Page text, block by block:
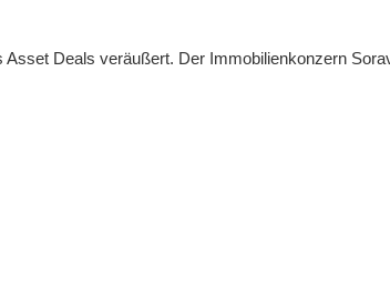
Deals veräußert. Der Immobilienkonzern